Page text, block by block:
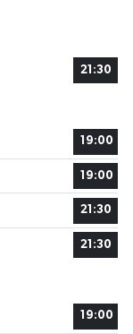
21:30
19:00
19:00
21:30
21:30
19:00